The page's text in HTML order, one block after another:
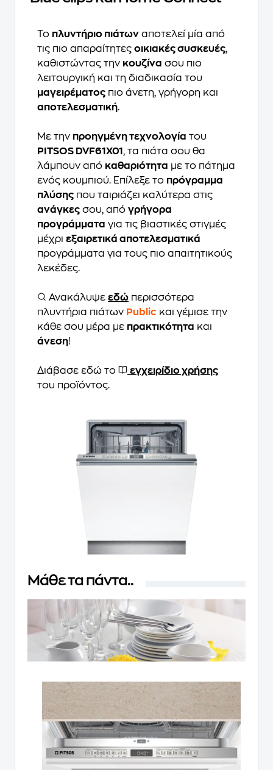
Το πλυντήριο πιάτων αποτελεί μία από
τις πιο απαραίτητες οικιακές συσκευές,
καθιστώντας την κουζίνα σου πιο
λειτουργική και τη διαδικασία του
μαγειρέματος πιο άνετη, γρήγορη και
αποτελεσματική.
Με την προηγμένη τεχνολογία του
PITSOS DVF61X01 , τα πιάτα σου θα
λάμπουν από καθαριότητα με το πάτημα
ενός κουμπιού. Επίλεξε το πρόγραμμα
πλύσης που ταιριάζει καλύτερα στις
ανάγκες σου, από γρήγορα
προγράμματα για τις βιαστικές στιγμές
μέχρι εξαιρετικά αποτελεσματικά
προγράμματα για τους πιο απαιτητικούς
λεκέδες.
Ανακάλυψε εδώ περισσότερα
πλυντήρια πιάτων Public και γέμισε την
κάθε σου μέρα με πρακτικότητα και
άνεση!
Διάβασε εδώ το
εγχειρίδιο χρήσης
του προϊόντος.
Μάθε τα πάντα..